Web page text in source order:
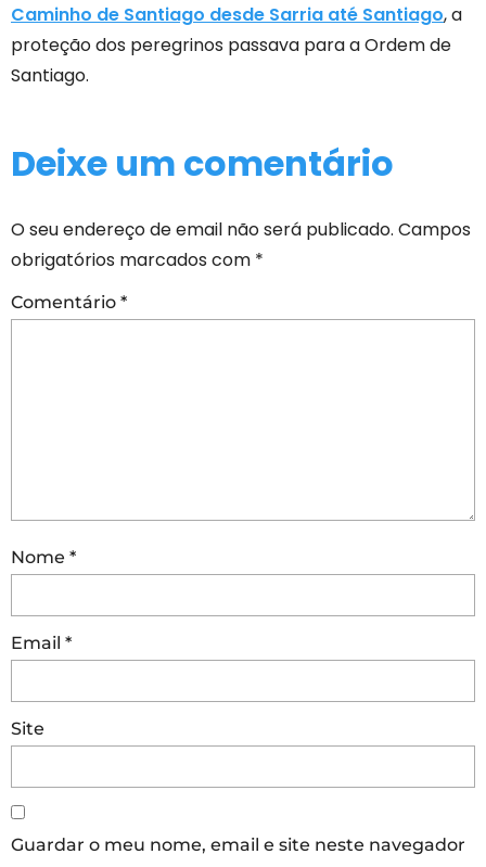
Caminho de Santiago desde Sarria até Santiago, a
proteção dos peregrinos passava para a Ordem de
Santiago.
Deixe um comentário
O seu endereço de email não será publicado. Campos
obrigatórios marcados com *
Comentário *
Nome *
Email *
Site
Guardar o meu nome, email e site neste navegador